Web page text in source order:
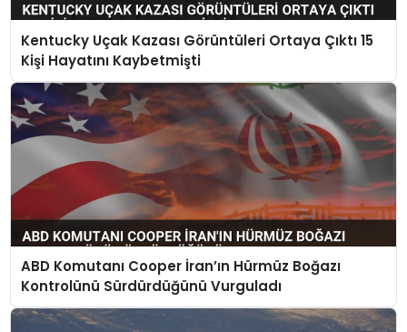
Kentucky Uçak Kazası Görüntüleri Ortaya Çıktı 15
Kişi Hayatını Kaybetmişti
ABD Komutanı Cooper İran’ın Hürmüz Boğazı
Kontrolünü Sürdürdüğünü Vurguladı